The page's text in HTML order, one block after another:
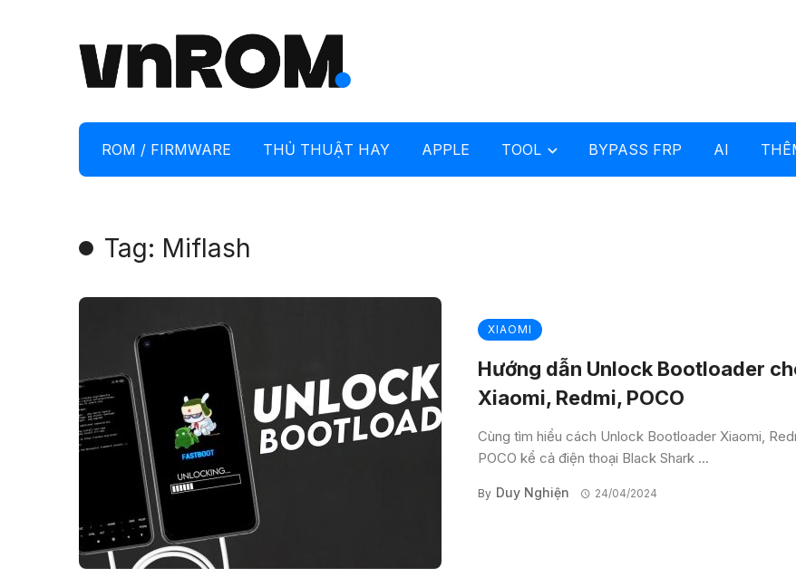
ROM / FIRMWARE THỦ THUẬT HAY APPLE TOOL BYPASS FRP AI
Tag: Miflash
XIAOMI
Hướng dẫn Unlock Bootloader
Xiaomi, Redmi, POCO
Cùng tìm hiểu cách Unlock Bootloader Xiaomi,
POCO kể cả điện thoại Black Shark ...
By Duy Nghiện 24/04/2024